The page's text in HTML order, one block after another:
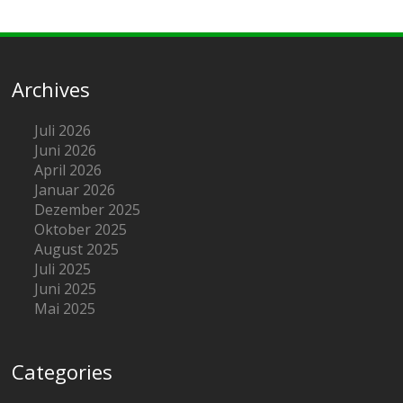
Archives
Juli 2026
Juni 2026
April 2026
Januar 2026
Dezember 2025
Oktober 2025
August 2025
Juli 2025
Juni 2025
Mai 2025
Categories